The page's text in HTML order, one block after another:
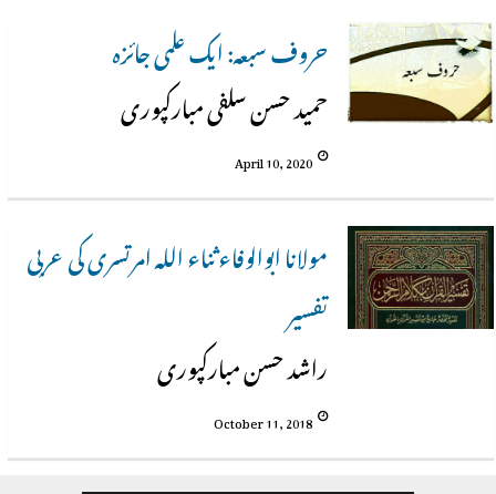
حروف سبعہ: ایک علمی جائزہ
حمید حسن سلفی مبارکپوری
April 10, 2020
مولانا ابوالوفاء ثناء اللہ امرتسری کی عربی
تفسیر
راشد حسن مبارکپوری
October 11, 2018